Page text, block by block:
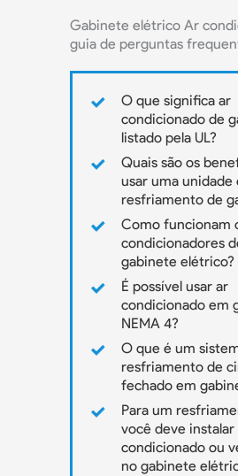
Gabinete elétrico Ar
guia de perguntas
O que significa ar
condicionado de
listado pela UL?
Quais são os
usar uma unidade
resfriamento de
Como funcionam
condicionadores
gabinete elétrico?
É possível usar ar
condicionado em
NEMA 4?
O que é um
resfriamento de
fechado em
Para um
você deve instalar
condicionado ou
no gabinete